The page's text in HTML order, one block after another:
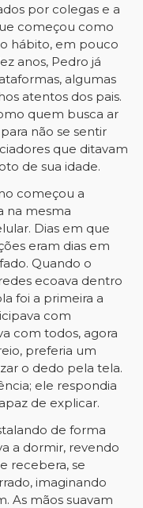
por colegas e a
começou como
hábito, em pouco
anos, Pedro já
algumas
atentos dos pais.
quem busca ar
não se sentir
que ditavam
de sua idade.
começou a
na mesma
Dias em que
eram dias em
Quando o
ecoava dentro
foi a primeira a
com
com todos, agora
preferia um
o dedo pela tela.
ele respondia
de explicar.
de forma
a dormir, revendo
recebera, se
imaginando
As mãos suavam